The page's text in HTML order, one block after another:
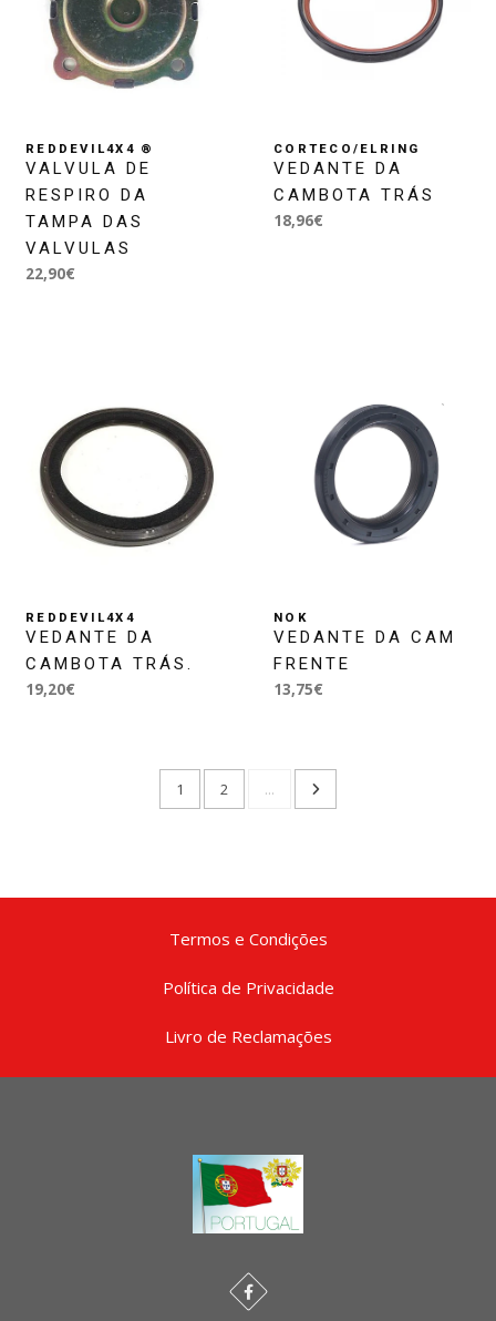
REDDEVIL4X4 ®
VALVULA DE
RESPIRO DA
TAMPA DAS
VALVULAS
22,90€
CORTECO/ELRING
VEDANTE DA
CAMBOTA TRÁS
18,96€
REDDEVIL4X4
VEDANTE DA
CAMBOTA TRÁS.
19,20€
NOK
VEDANTE DA CAM
FRENTE
13,75€
1 2 ...
Termos e Condições
Política de Privacidade
Livro de Reclamações